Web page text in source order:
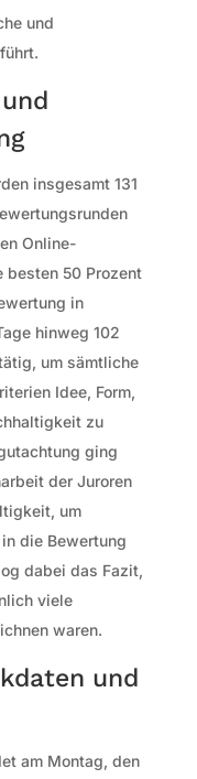
und
insgesamt 131
Online-
50 Prozent
in
hinweg 102
um sämtliche
Idee, Form,
zu
ging
der Juroren
um
die Bewertung
dabei das Fazit,
viele
waren.
und
am Montag, den